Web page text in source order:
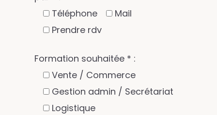
Téléphone
Mail
Prendre rdv
Formation souhaitée * :
Vente / Commerce
Gestion admin / Secrétariat
Logistique